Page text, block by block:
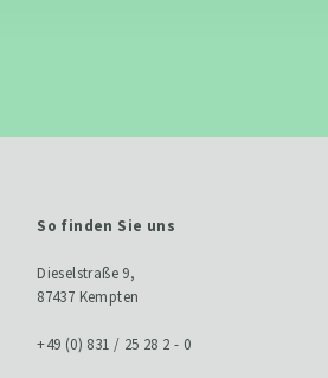
So finden Sie uns
Dieselstraße 9,
87437 Kempten
+49 (0) 831 / 25 28 2 - 0